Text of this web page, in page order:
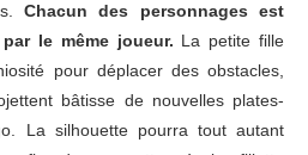
Chacun des personnages est
le même joueur. La petite fille
pour déplacer des obstacles,
bâtisse de nouvelles plates-
La silhouette pourra tout autant